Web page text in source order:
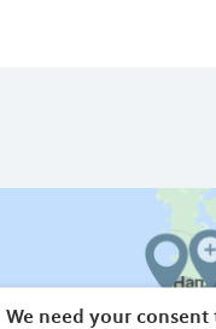
We need your